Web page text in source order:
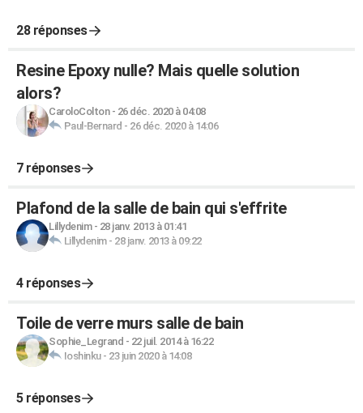
28 réponses
Resine Epoxy nulle? Mais quelle solution
alors?
CaroloColton- 26 déc. 2020 à 04:08
Paul-Bernard - 26 déc. 2020 à 14:06
7 réponses
Plafond de la salle de bain qui s'effrite
Lillydenim- 28 janv. 2013 à 01:41
Lillydenim- 28 janv. 2013 à 09:22
4 réponses
Toile de verre murs salle de bain
Sophie_Legrand - 22 juil. 2014 à 16:22
Ioshinku- 23 juin 2020 à 14:08
5 réponses